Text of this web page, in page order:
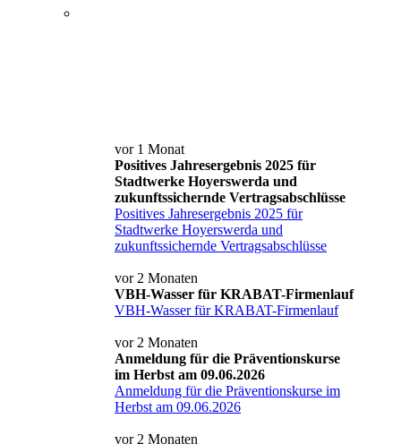
vor 1 Monat
Positives Jahresergebnis 2025 für
Stadtwerke Hoyerswerda und
zukunftssichernde Vertragsabschlüsse
Positives Jahresergebnis 2025 für
Stadtwerke Hoyerswerda und
zukunftssichernde Vertragsabschlüsse
vor 2 Monaten
VBH-Wasser für KRABAT-Firmenlauf
VBH-Wasser für KRABAT-Firmenlauf
vor 2 Monaten
Anmeldung für die Präventionskurse
im Herbst am 09.06.2026
Anmeldung für die Präventionskurse im
Herbst am 09.06.2026
vor 2 Monaten